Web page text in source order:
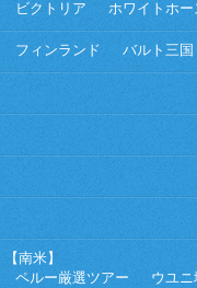
ビクトリア
ホワイトホー
フィンランド バルト三国
【南米】
ペルー厳選ツアー
ウユニ